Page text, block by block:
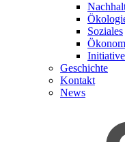
Soziales
Geschichte
Kontakt
News